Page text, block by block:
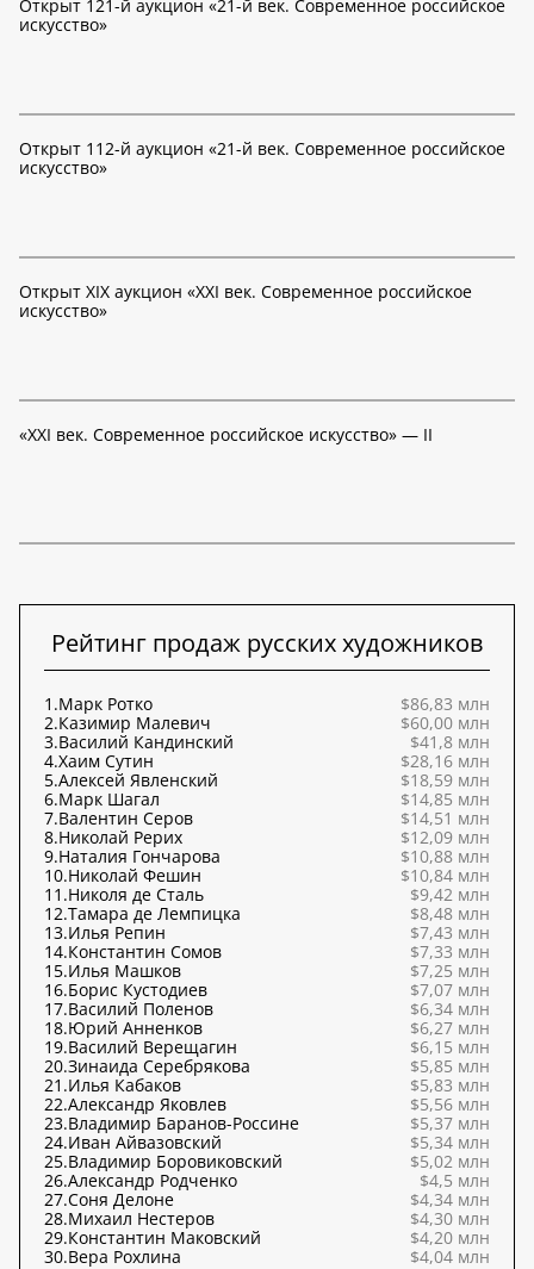
Открыт 121-й аукцион «21-й век. Современное российское
искусство»
Открыт 112-й аукцион «21-й век. Современное российское
искусство»
Открыт XIX аукцион «XXI век. Современное российское
искусство»
«XXI век. Современное российское искусство» — II
Рейтинг продаж русских художников
1.Марк Ротко
$86,83 млн
2.Казимир Малевич
$60,00 млн
3.Василий Кандинский
$41,8 млн
4.Хаим Сутин
$28,16 млн
5.Алексей Явленский
$18,59 млн
6.Марк Шагал
$14,85 млн
7.Валентин Серов
$14,51 млн
8.Николай Рерих
$12,09 млн
9.Наталия Гончарова
$10,88 млн
10.Николай Фешин
$10,84 млн
11.Николя де Сталь
$9,42 млн
12.Тамара де Лемпицка
$8,48 млн
13.Илья Репин
$7,43 млн
14.Константин Сомов
$7,33 млн
15.Илья Машков
$7,25 млн
16.Борис Кустодиев
$7,07 млн
17.Василий Поленов
$6,34 млн
18.Юрий Анненков
$6,27 млн
19.Василий Верещагин
$6,15 млн
20.Зинаида Серебрякова
$5,85 млн
21.Илья Кабаков
$5,83 млн
22.Александр Яковлев
$5,56 млн
23.Владимир Баранов-Россине
$5,37 млн
24.Иван Айвазовский
$5,34 млн
25.Владимир Боровиковский
$5,02 млн
26.Александр Родченко
$4,5 млн
27.Соня Делоне
$4,34 млн
28.Михаил Нестеров
$4,30 млн
29.Константин Маковский
$4,20 млн
30.Вера Рохлина $4,04 млн